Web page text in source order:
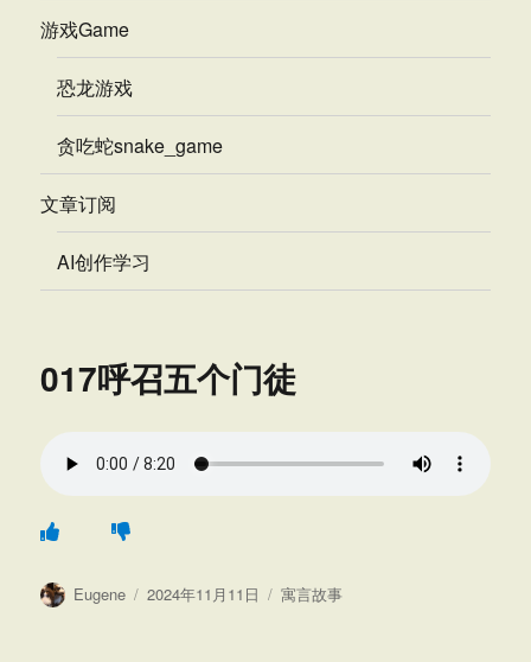
游戏Game
恐龙游戏
贪吃蛇snake_game
文章订阅
AI创作学习
017呼召五个门徒
作
Eugene
发
2024年11月11日
分
寓言故事